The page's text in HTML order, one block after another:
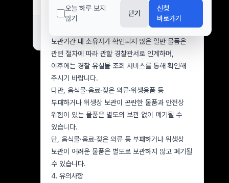
3. 분실물 보관기간
행사장에서 습득된 분실물은습득일로부터 7일간
보관기간 내 소유자가 확인되지 않은 일반 물품은
관련 절차에 따라 관할 경찰관서로 인계하며,
이후에는 경찰 유실물 조회 서비스를 통해 확인해
주시기 바랍니다.
다만, 음식물·음료·젖은 의류·위생용품 등
부패하거나 위생상 보관이 곤란한 물품과 안전상
위험이 있는 물품은 별도의 보관 없이 폐기될 수
있습니다.
단, 음식물·음료·젖은 의류 등 부패하거나 위생상
보관이 어려운 물품은 별도로 보관하지 않고 폐기될
수 있습니다.
4. 유의사항
오늘 하루 보지
않기
닫기
신청
바로가기